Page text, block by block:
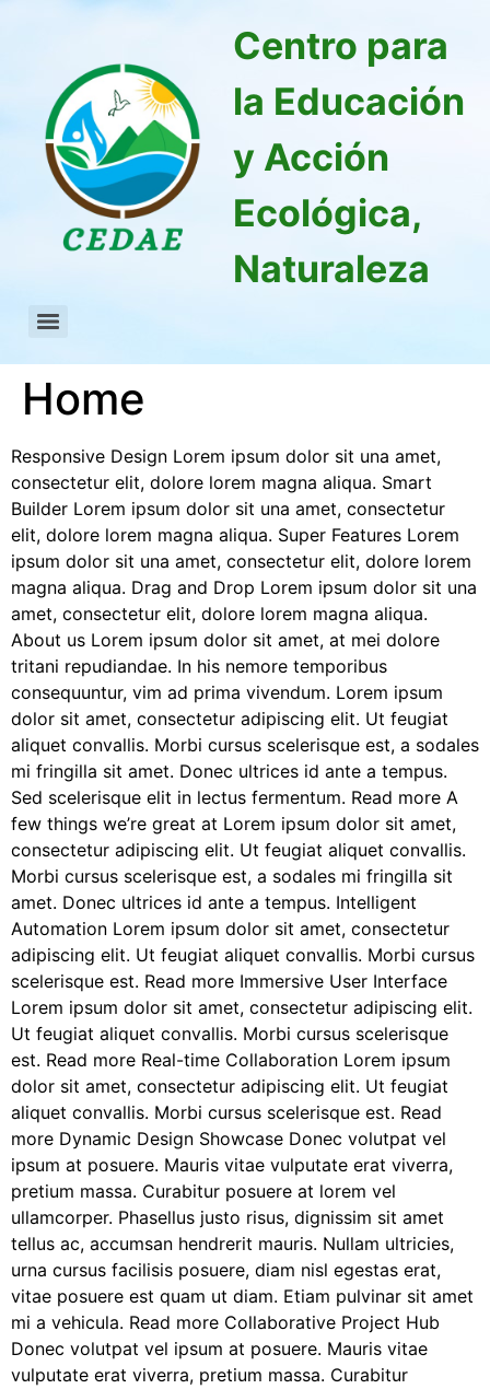
Centro para
la Educación
y Acción
Ecológica,
Naturaleza
Home
Responsive Design Lorem ipsum dolor sit una amet,
consectetur elit, dolore lorem magna aliqua. Smart
Builder Lorem ipsum dolor sit una amet, consectetur
elit, dolore lorem magna aliqua. Super Features Lorem
ipsum dolor sit una amet, consectetur elit, dolore lorem
magna aliqua. Drag and Drop Lorem ipsum dolor sit una
amet, consectetur elit, dolore lorem magna aliqua.
About us Lorem ipsum dolor sit amet, at mei dolore
tritani repudiandae. In his nemore temporibus
consequuntur, vim ad prima vivendum. Lorem ipsum
dolor sit amet, consectetur adipiscing elit. Ut feugiat
aliquet convallis. Morbi cursus scelerisque est, a sodales
mi fringilla sit amet. Donec ultrices id ante a tempus.
Sed scelerisque elit in lectus fermentum. Read more A
few things we’re great at Lorem ipsum dolor sit amet,
consectetur adipiscing elit. Ut feugiat aliquet convallis.
Morbi cursus scelerisque est, a sodales mi fringilla sit
amet. Donec ultrices id ante a tempus. Intelligent
Automation Lorem ipsum dolor sit amet, consectetur
adipiscing elit. Ut feugiat aliquet convallis. Morbi cursus
scelerisque est. Read more Immersive User Interface
Lorem ipsum dolor sit amet, consectetur adipiscing elit.
Ut feugiat aliquet convallis. Morbi cursus scelerisque
est. Read more Real-time Collaboration Lorem ipsum
dolor sit amet, consectetur adipiscing elit. Ut feugiat
aliquet convallis. Morbi cursus scelerisque est. Read
more Dynamic Design Showcase Donec volutpat vel
ipsum at posuere. Mauris vitae vulputate erat viverra,
pretium massa. Curabitur posuere at lorem vel
ullamcorper. Phasellus justo risus, dignissim sit amet
tellus ac, accumsan hendrerit mauris. Nullam ultricies,
urna cursus facilisis posuere, diam nisl egestas erat,
vitae posuere est quam ut diam. Etiam pulvinar sit amet
mi a vehicula. Read more Collaborative Project Hub
Donec volutpat vel ipsum at posuere. Mauris vitae
vulputate erat viverra, pretium massa. Curabitur